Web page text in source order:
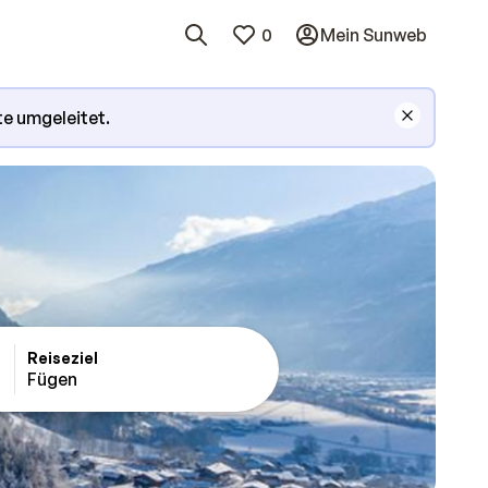
0 Mein Sunweb
umgeleitet.
Reiseziel
Fügen